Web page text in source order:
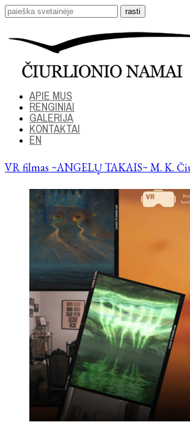
APIE MUS
RENGINIAI
GALERIJA
KONTAKTAI
EN
VR filmas ~ANGELŲ TAKAIS~ M. K.